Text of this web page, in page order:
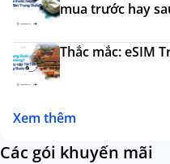
mua trước hay
Thắc mắc: eSIM
Xem thêm
Các gói khuyến mãi